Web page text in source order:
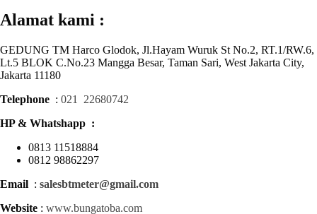
Alamat kami :
GEDUNG TM Harco Glodok, Jl.Hayam Wuruk St No.2, RT.1/RW.6,
Lt.5 BLOK C.No.23 Mangga Besar, Taman Sari, West Jakarta City,
Jakarta 11180
Telephone : 021 22680742
HP & Whatshapp :
0813 11518884
0812 98862297
Email : salesbtmeter@gmail.com
Website : www.bungatoba.com